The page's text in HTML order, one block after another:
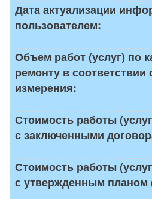
Дата актуализации
пользователем:
Объем работ (услуг) по
ремонту в соответствии
измерения:
Стоимость работы
с заключенными
Стоимость работы
с утвержденным планом